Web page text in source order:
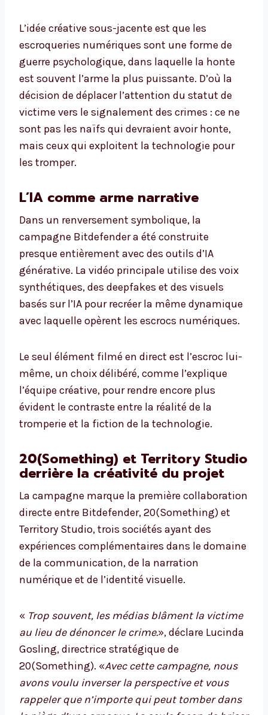
L’idée créative sous-jacente est que les
escroqueries numériques sont une forme de
guerre psychologique, dans laquelle la honte
est souvent l’arme la plus puissante. D’où la
décision de déplacer l’attention du statut de
victime vers le signalement des crimes : ce ne
sont pas les naïfs qui devraient avoir honte,
mais ceux qui exploitent la technologie pour
les tromper.
L’IA comme arme narrative
Dans un renversement symbolique, la
campagne Bitdefender a été construite
presque entièrement avec des outils d’IA
générative. La vidéo principale utilise des voix
synthétiques, des deepfakes et des visuels
basés sur l’IA pour recréer la même dynamique
avec laquelle opèrent les escrocs numériques.
Le seul élément filmé en direct est l’escroc lui-
même, un choix délibéré, comme l’explique
l’équipe créative, pour rendre encore plus
évident le contraste entre la réalité de la
tromperie et la fiction de la technologie.
20(Something) et Territory Studio
derrière la créativité du projet
La campagne marque la première collaboration
directe entre Bitdefender, 20(Something) et
Territory Studio, trois sociétés ayant des
expériences complémentaires dans le domaine
de la communication, de la narration
numérique et de l’identité visuelle.
« Trop souvent, les médias blâment la victime
au lieu de dénoncer le crime.», déclare Lucinda
Gosling, directrice stratégique de
20(Something). «Avec cette campagne, nous
avons voulu inverser la perspective et vous
rappeler que n’importe qui peut tomber dans